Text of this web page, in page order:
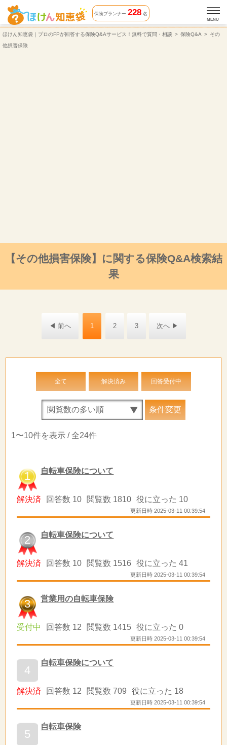
【その他損害保険】に関する保険Q&A | ほけん知恵袋
保険プランナー 228名
MENU
ほけん知恵袋｜プロのFPが回答する保険Q&Aサービス！無料で質問・相談 保険Q&A
その
他損害保険
【その他損害保険】に関する保険Q&A検索結
果
◀ 前へ 1 2 3 次へ ▶
全て 解決済み 回答受付中
1〜10件を表示 / 全24件
1 自転車保険について
解決済 回答数 10 閲覧数 1810 役に立った 10
更新日時 2025-03-11 00:39:54
2 自転車保険について
解決済 回答数 10 閲覧数 1516 役に立った 41
更新日時 2025-03-11 00:39:54
3 営業用の自転車保険
受付中 回答数 12 閲覧数 1415 役に立った 0
更新日時 2025-03-11 00:39:54
4
自転車保険について
解決済 回答数 12 閲覧数 709 役に立った 18
更新日時 2025-03-11 00:39:54
5
自転車保険